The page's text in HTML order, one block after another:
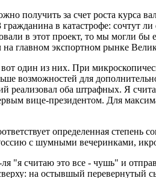
получить за счет роста курса
в катастрофе:
в этот проект, то мы могли
на главном экспортном рынке
один из них. При
возможностей для
оба штрафных. Я
вице-президентом. Для
определенная
с шумными вечеринками,
"я считаю это все - чушь" и
на остывшый перевернутый